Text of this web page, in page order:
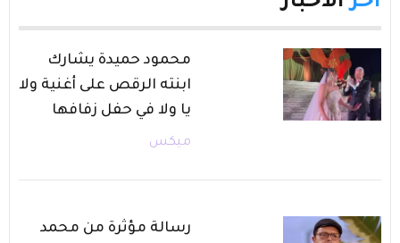
محمود حميدة يشارك
ابنته الرقص على أغنية ولا
يا ولا في حفل زفافها
ميكس
رسالة مؤثرة من محمد